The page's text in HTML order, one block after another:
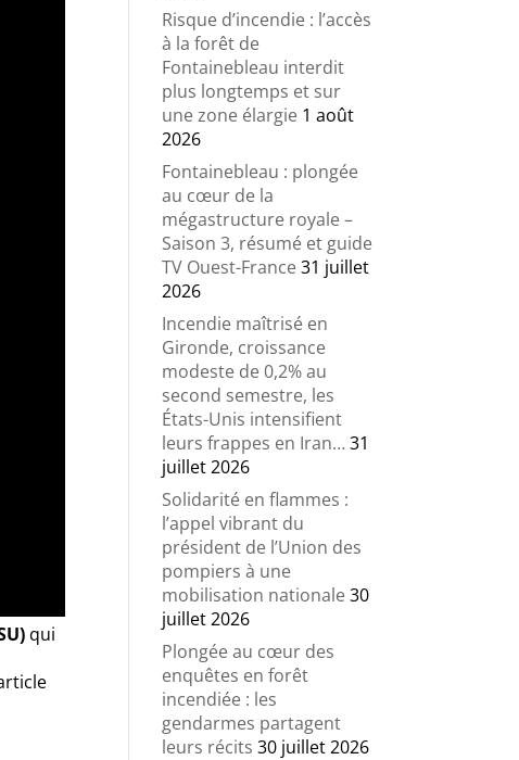
qui
Risque d’incendie : l’accès
à la forêt de
Fontainebleau interdit
plus longtemps et sur
une zone élargie 1 août
2026
Fontainebleau : plongée
au cœur de la
mégastructure royale –
Saison 3, résumé et guide
TV Ouest-France31 juillet
2026
Incendie maîtrisé en
Gironde, croissance
modeste de 0,2% au
second semestre, les
États-Unis intensifient
leurs frappes en Iran…31
juillet 2026
Solidarité en flammes :
l’appel vibrant du
président de l’Union des
pompiers à une
mobilisation nationale30
juillet 2026
Plongée au cœur des
enquêtes en forêt
incendiée : les
gendarmes partagent
leurs récits 30 juillet 2026